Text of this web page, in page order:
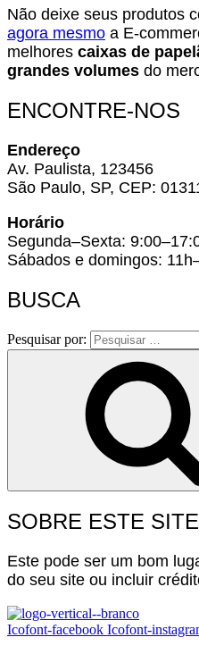
Não deixe seus produtos
agora mesmo a E-
melhores caixas de
grandes volumes do
ENCONTRE-NOS
Endereço
Av. Paulista, 123456
São Paulo, SP, CEP:
Horário
Segunda–Sexta:
Sábados e domingos:
BUSCA
Pesquisar por:
SOBRE ESTE SITE
Este pode ser um bom
do seu site ou incluir
Icofont-facebook Icofont-